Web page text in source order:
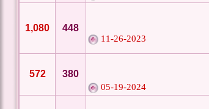
11-26-2023
448
1,080
05-19-2024
380
572